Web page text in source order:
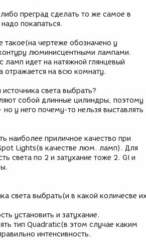
преград сделать то же самое в
покапаться.
такое(на чертеже обозначено у
люминисцентными лампами.
ламп идет на натяжной глянцевый
отражается на всю комнату.
света выбрать?
собой длинные цилиндры, поэтому
у него почему-то нельзя выставлять
наиболее приличное качество при
Lights(в качестве люм. ламп). Для
света по 2 и затухание тоже 2. GI и
света выбрать(и в какой количесве
установить и затухание.
тип Quadratic(в этом случае каким
интенсивность.